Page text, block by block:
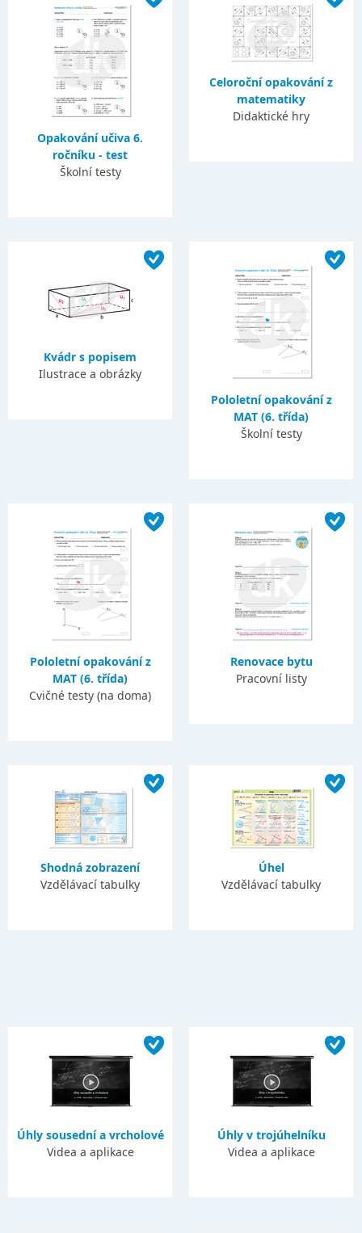
Opakování učiva 6.
ročníku - test
Školní testy
Celoroční opakování z
matematiky
Didaktické hry
Kvádr s popisem
Ilustrace a obrázky
Pololetní opakování z
MAT (6. třída)
Školní testy
Pololetní opakování z
MAT (6. třída)
Cvičné testy (na doma)
Renovace bytu
Pracovní listy
Shodná zobrazení
Vzdělávací tabulky
Úhel
Vzdělávací tabulky
Úhly sousední a vrcholové
Videa a aplikace
Úhly v trojúhelníku
Videa a aplikace